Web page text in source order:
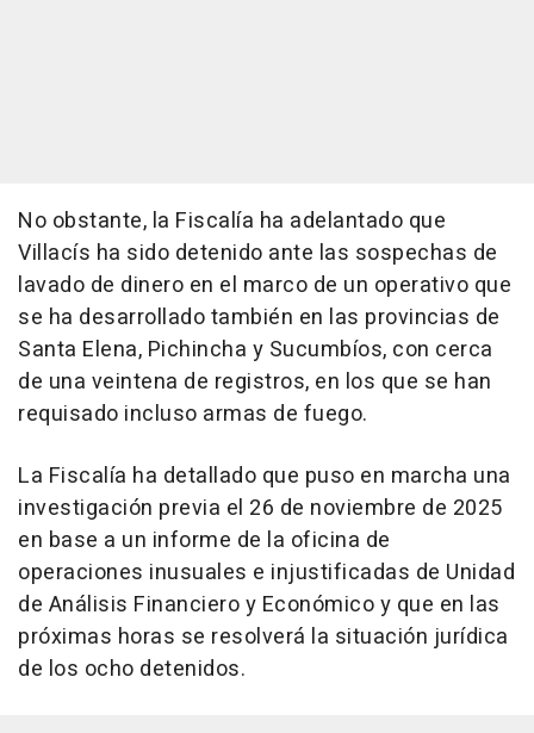
No obstante, la Fiscalía ha adelantado que
Villacís ha sido detenido ante las sospechas de
lavado de dinero en el marco de un operativo que
se ha desarrollado también en las provincias de
Santa Elena, Pichincha y Sucumbíos, con cerca
de una veintena de registros, en los que se han
requisado incluso armas de fuego.
La Fiscalía ha detallado que puso en marcha una
investigación previa el 26 de noviembre de 2025
en base a un informe de la oficina de
operaciones inusuales e injustificadas de Unidad
de Análisis Financiero y Económico y que en las
próximas horas se resolverá la situación jurídica
de los ocho detenidos.